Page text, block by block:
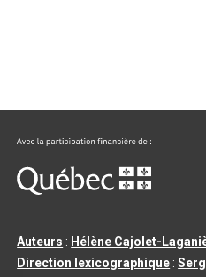
Auteurs : Hélène Cajolet-
Direction lexicographique :